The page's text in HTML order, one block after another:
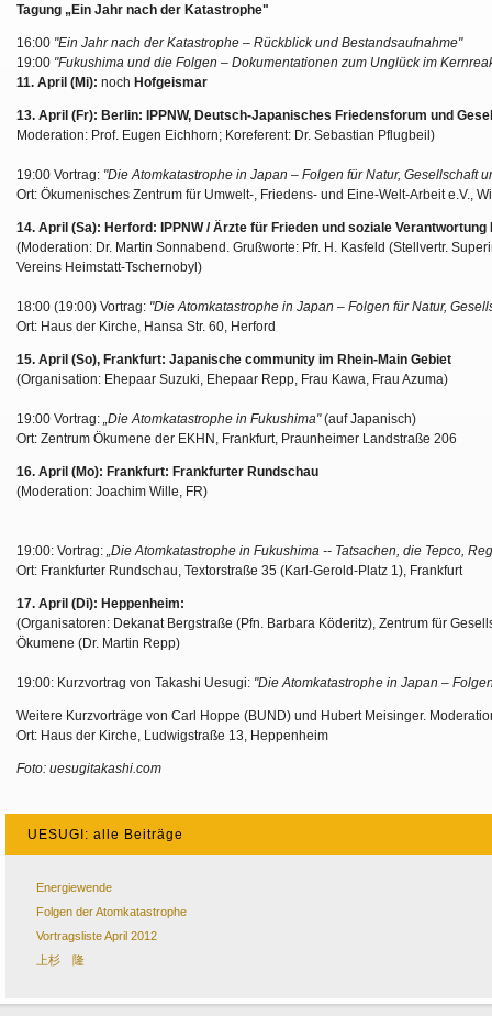
Tagung „Ein Jahr nach der Katastrophe"
16:00 "Ein Jahr nach der Katastrophe – Rückblick und Bestandsaufnahme"
19:00 "Fukushima und die Folgen – Dokumentationen zum Unglück im
11. April (Mi): noch Hofgeismar
13. April (Fr): Berlin: IPPNW, Deutsch-Japanisches Friedensforum und
Moderation: Prof. Eugen Eichhorn; Koreferent: Dr. Sebastian Pflugbeil)
19:00 Vortrag: "Die Atomkatastrophe in Japan – Folgen für Natur, Gesellschaft
Ort: Ökumenisches Zentrum für Umwelt-, Friedens- und Eine-Welt-Arbeit e.V.,
14. April (Sa): Herford: IPPNW / Ärzte für Frieden und soziale Verantwortung
(Moderation: Dr. Martin Sonnabend. Grußworte: Pfr. H. Kasfeld (Stellvertr.
Vereins Heimstatt-Tschernobyl)
18:00 (19:00) Vortrag: "Die Atomkatastrophe in Japan – Folgen für Natur,
Ort: Haus der Kirche, Hansa Str. 60, Herford
15. April (So), Frankfurt: Japanische community im Rhein-Main Gebiet
(Organisation: Ehepaar Suzuki, Ehepaar Repp, Frau Kawa, Frau Azuma)
19:00 Vortrag: „Die Atomkatastrophe in Fukushima"(auf Japanisch)
Ort: Zentrum Ökumene der EKHN, Frankfurt, Praunheimer Landstraße 206
16. April (Mo): Frankfurt: Frankfurter Rundschau
(Moderation: Joachim Wille, FR)
19:00: Vortrag: „Die Atomkatastrophe in Fukushima -- Tatsachen, die Tepco,
Ort: Frankfurter Rundschau, Textorstraße 35 (Karl-Gerold-Platz 1), Frankfurt
17. April (Di): Heppenheim:
(Organisatoren: Dekanat Bergstraße (Pfn. Barbara Köderitz), Zentrum für
Ökumene (Dr. Martin Repp)
19:00: Kurzvortrag von Takashi Uesugi: "Die Atomkatastrophe in Japan –
Weitere Kurzvorträge von Carl Hoppe (BUND) und Hubert Meisinger.
Ort: Haus der Kirche, Ludwigstraße 13, Heppenheim
Foto: uesugitakashi.com
UESUGI: alle Beiträge
Energiewende
Folgen der Atomkatastrophe
Vortragsliste April 2012
上杉 隆